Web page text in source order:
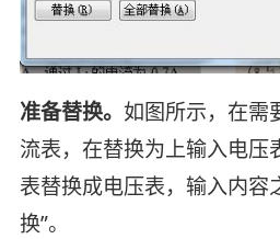
准备替换。 如图所示，在需
流表，在替换为上输入电压
表替换成电压表，输入内容
换”。